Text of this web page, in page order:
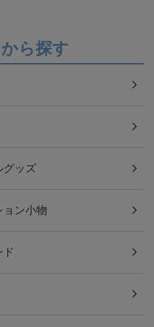
ら探す
グッズ
ョン小物
ド